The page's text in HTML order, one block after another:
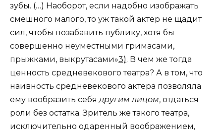
зубы. (…) Наоборот, если надобно изображать
смешного малого, то уж такой актер не щадит
сил, чтобы позабавить публику, хотя бы
совершенно неуместными гримасами,
прыжками, выкрутасами»3). В чем же тогда
ценность средневекового театра? А в том, что
наивность средневекового актера позволяла
ему вообразить себя другим лицом, отдаться
роли без остатка. Зритель же такого театра,
исключительно одаренный воображением,